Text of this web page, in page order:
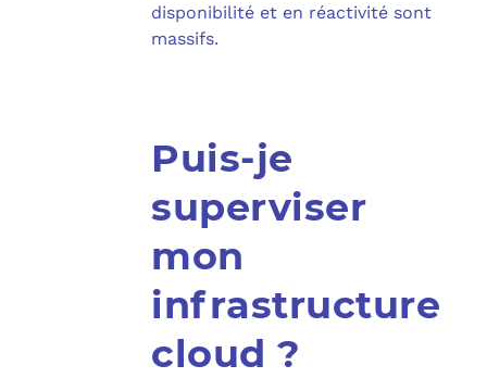
disponibilité et en réactivité sont
massifs.​
Puis-je
superviser
mon
infrastructure
cloud ?